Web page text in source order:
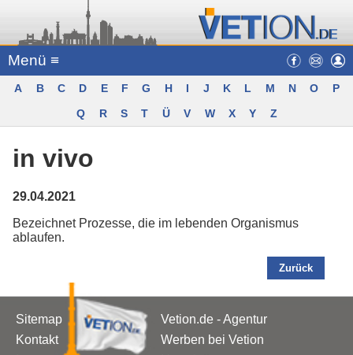
Menü ≡
A B C D E F G H I J K L M N O
P
Q
R S T Ü V W X Y Z
in vivo
29.04.2021
Bezeichnet Prozesse, die im lebenden Organismus
ablaufen.
Zurück
Sitemap
Kontakt
Vetion.de - Agentur
Werben bei Vetion